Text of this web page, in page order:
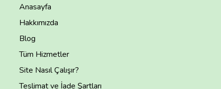
Anasayfa
Hakkımızda
Blog
Tüm Hizmetler
Site Nasıl Çalışır?
Teslimat ve İade Şartları